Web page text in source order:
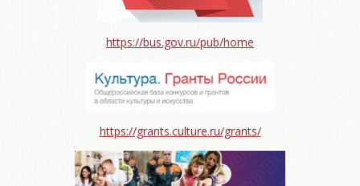
https://bus.gov.ru/pub/home
https://grants.culture.ru/grants/